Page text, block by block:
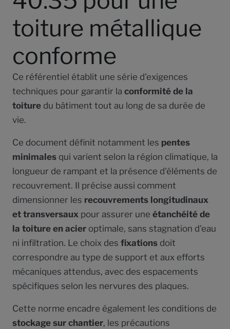
toiture métallique
conforme
Ce référentiel établit une série d'exigences
techniques pour garantir la conformité de la
toiture du bâtiment tout au long de sa durée de
vie.
Ce document définit notamment les pentes
minimales qui varient selon la région climatique, la
longueur de rampant et la présence d'éléments de
recouvrement. Il précise aussi comment
dimensionner les recouvrements longitudinaux
et transversaux pour assurer une étanchéité de
la toiture en acier optimale, sans stagnation d'eau
ni infiltration. Le choix des fixations doit
correspondre au type de support et aux efforts
mécaniques attendus, avec des espacements
spécifiques selon les nervures des plaques.
Cette norme encadre également les conditions de
stockage sur chantier, les précautions